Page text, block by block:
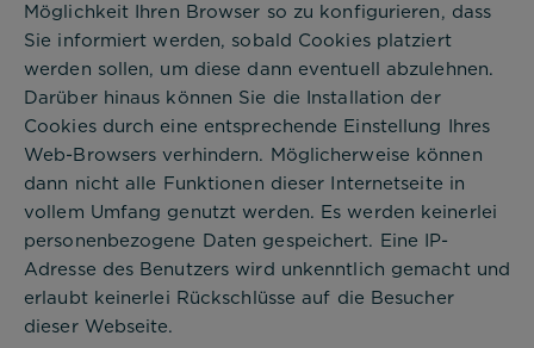
Möglichkeit Ihren Browser so zu konfigurieren, dass
Sie informiert werden, sobald Cookies platziert
werden sollen, um diese dann eventuell abzulehnen.
Darüber hinaus können Sie die Installation der
Cookies durch eine entsprechende Einstellung Ihres
Web-Browsers verhindern. Möglicherweise können
dann nicht alle Funktionen dieser Internetseite in
vollem Umfang genutzt werden. Es werden keinerlei
personenbezogene Daten gespeichert. Eine IP-
Adresse des Benutzers wird unkenntlich gemacht und
erlaubt keinerlei Rückschlüsse auf die Besucher
dieser Webseite.
Notwendig
Diese werden für die Grundfunktionen der
Website benötigt und helfen dabei, unsere
Website nutzbar zu machen sowie Zugriffe auf
sichere Bereiche unserer Website ermöglichen.
Cookie Informationen anzeigen